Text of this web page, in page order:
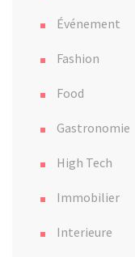
Événement
Fashion
Food
Gastronomie
High Tech
Immobilier
Interieure